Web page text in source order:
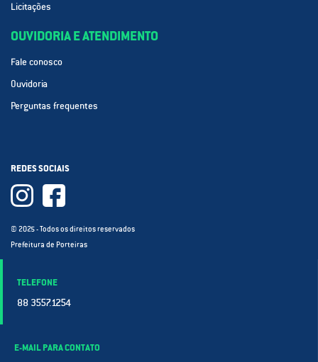
Licitações
OUVIDORIA E ATENDIMENTO
Fale conosco
Ouvidoria
Perguntas frequentes
REDES SOCIAIS
© 2025 - Todos os direitos reservados
Prefeitura de Porteiras
TELEFONE
88 3557.1254
E-MAIL PARA CONTATO